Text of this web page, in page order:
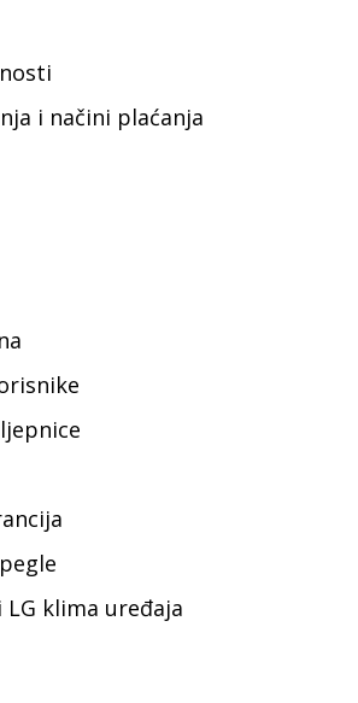
i načini plaćanja
LG klima uređaja